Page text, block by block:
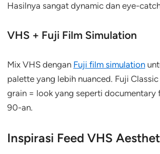
Hasilnya sangat dynamic dan eye-
VHS + Fuji Film Simulation
Mix VHS dengan Fuji film simulation
palette yang lebih nuanced. Fuji
grain = look yang seperti documentary
90-an.
Inspirasi Feed VHS